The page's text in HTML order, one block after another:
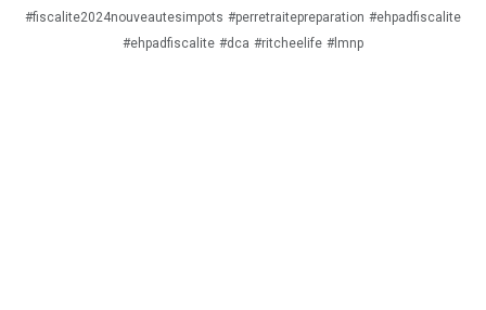
#fiscalite2024nouveautesimpots #perretraitepreparation #ehpadfiscalite
#ehpadfiscalite #dca #ritcheelife #lmnp